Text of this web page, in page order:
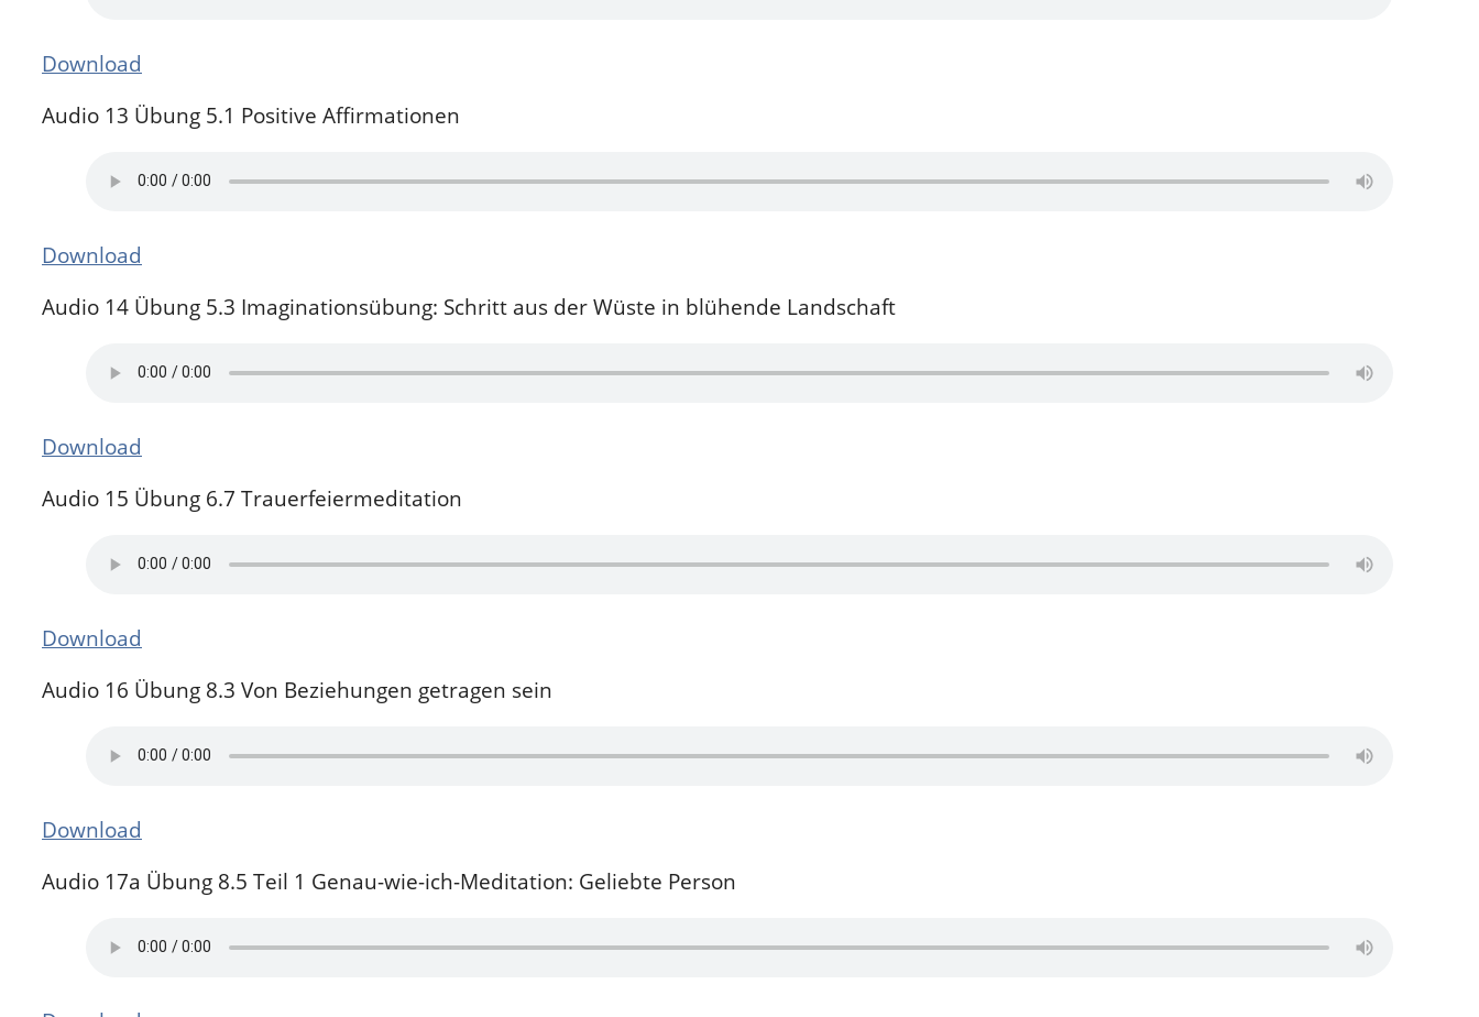
Download
Audio 13 Übung 5.1 Positive Affirmationen
Download
Audio 14 Übung 5.3 Imaginationsübung: Schritt aus der Wüste in blühende Landschaft
Download
Audio 15 Übung 6.7 Trauerfeiermeditation
Download
Audio 16 Übung 8.3 Von Beziehungen getragen sein
Download
Audio 17a Übung 8.5 Teil 1 Genau-wie-ich-Meditation: Geliebte Person